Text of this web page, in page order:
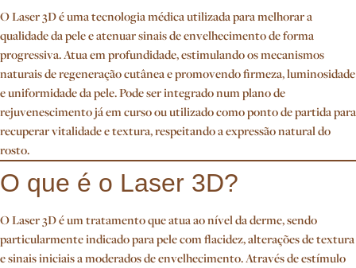
O Laser 3D é uma tecnologia médica utilizada para melhorar a
qualidade da pele e atenuar sinais de envelhecimento de forma
progressiva. Atua em profundidade, estimulando os mecanismos
naturais de regeneração cutânea e promovendo firmeza, luminosidade
e uniformidade da pele. Pode ser integrado num plano de
rejuvenescimento já em curso ou utilizado como ponto de partida para
recuperar vitalidade e textura, respeitando a expressão natural do
rosto.
O que é o Laser 3D?
O Laser 3D é um tratamento que atua ao nível da derme, sendo
particularmente indicado para pele com flacidez, alterações de textura
e sinais iniciais a moderados de envelhecimento. Através de estímulo